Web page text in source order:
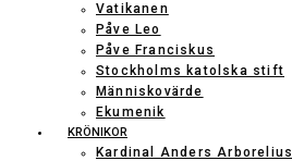
Vatikanen
Påve Leo
Påve Franciskus
Stockholms katolska stift
Människovärde
Ekumenik
KRÖNIKOR
Kardinal Anders Arborelius